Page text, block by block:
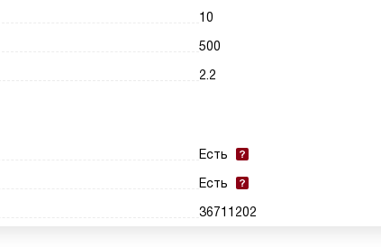
10
500
2.2
Есть
Есть
36711202